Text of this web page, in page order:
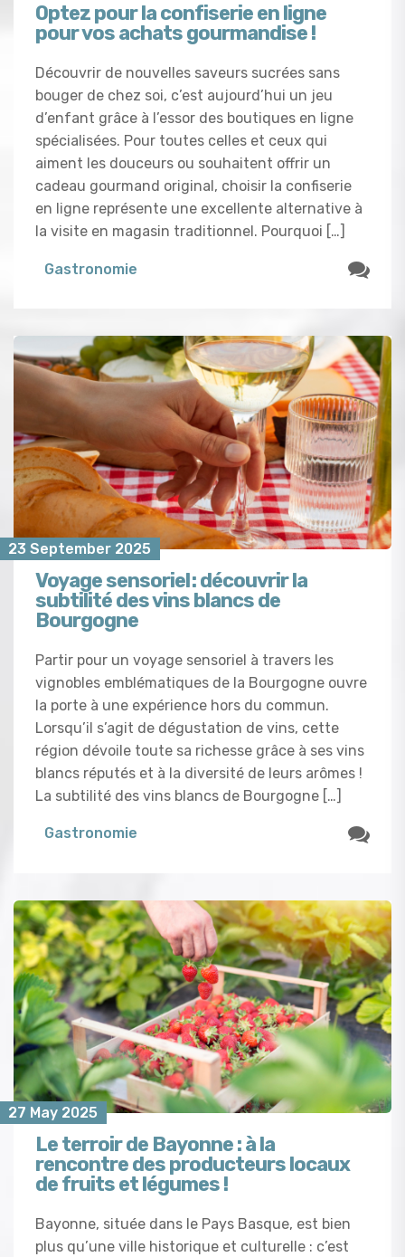
Optez pour la confiserie en ligne
pour vos achats gourmandise !
Découvrir de nouvelles saveurs sucrées sans
bouger de chez soi, c’est aujourd’hui un jeu
d’enfant grâce à l’essor des boutiques en ligne
spécialisées. Pour toutes celles et ceux qui
aiment les douceurs ou souhaitent offrir un
cadeau gourmand original, choisir la confiserie
en ligne représente une excellente alternative à
la visite en magasin traditionnel. Pourquoi […]
Gastronomie
23 September 2025
Voyage sensoriel : découvrir la
subtilité des vins blancs de
Bourgogne
Partir pour un voyage sensoriel à travers les
vignobles emblématiques de la Bourgogne ouvre
la porte à une expérience hors du commun.
Lorsqu’il s’agit de dégustation de vins, cette
région dévoile toute sa richesse grâce à ses vins
blancs réputés et à la diversité de leurs arômes !
La subtilité des vins blancs de Bourgogne […]
Gastronomie
27 May 2025
Le terroir de Bayonne : à la
rencontre des producteurs locaux
de fruits et légumes !
Bayonne, située dans le Pays Basque, est bien
plus qu’une ville historique et culturelle : c’est